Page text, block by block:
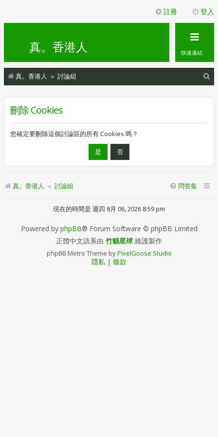
登入
註冊
真。香港人 快速連結
真。香港人 討論組
刪除 Cookies
您確定要刪除這個討論區的所有 Cookies 嗎？
真。香港人 討論組 問答集
現在的時間是 週四 8月 06, 2026 8:59 pm
Powered by phpBB® Forum Software © phpBB Limited
正體中文語系由 竹貓星球維護製作
phpBB Metro Theme byPixelGoose Studio
隱私 | 條款